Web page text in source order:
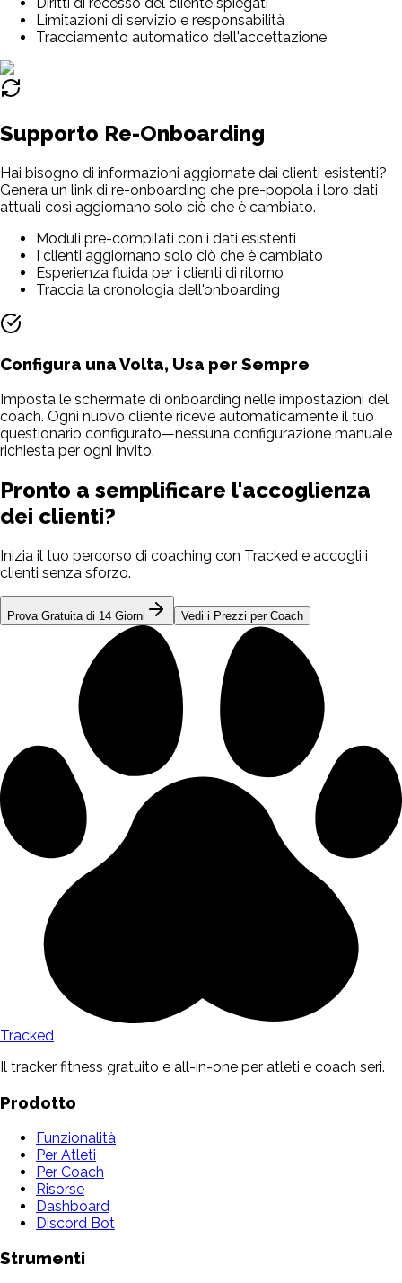
Limitazioni di servizio e responsabilità
Tracciamento automatico dell'accettazione
Supporto Re-Onboarding
Hai bisogno di informazioni aggiornate dai clienti esistenti?
Genera un link di re-onboarding che pre-popola i loro dati
attuali così aggiornano solo ciò che è cambiato.
Moduli pre-compilati con i dati esistenti
I clienti aggiornano solo ciò che è cambiato
Esperienza fluida per i clienti di ritorno
Traccia la cronologia dell'onboarding
Configura una Volta, Usa per Sempre
Imposta le schermate di onboarding nelle impostazioni del
coach. Ogni nuovo cliente riceve automaticamente il tuo
questionario configurato—nessuna configurazione manuale
richiesta per ogni invito.
Pronto a semplificare l'accoglienza
dei clienti?
Inizia il tuo percorso di coaching con Tracked e accogli i
clienti senza sforzo.
Prova Gratuita di 14 Giorni Vedi i Prezzi per Coach
Tracked
Il tracker fitness gratuito e all-in-one per atleti e coach seri.
Prodotto
Funzionalità
Per Atleti
Per Coach
Risorse
Dashboard
Discord Bot
Strumenti